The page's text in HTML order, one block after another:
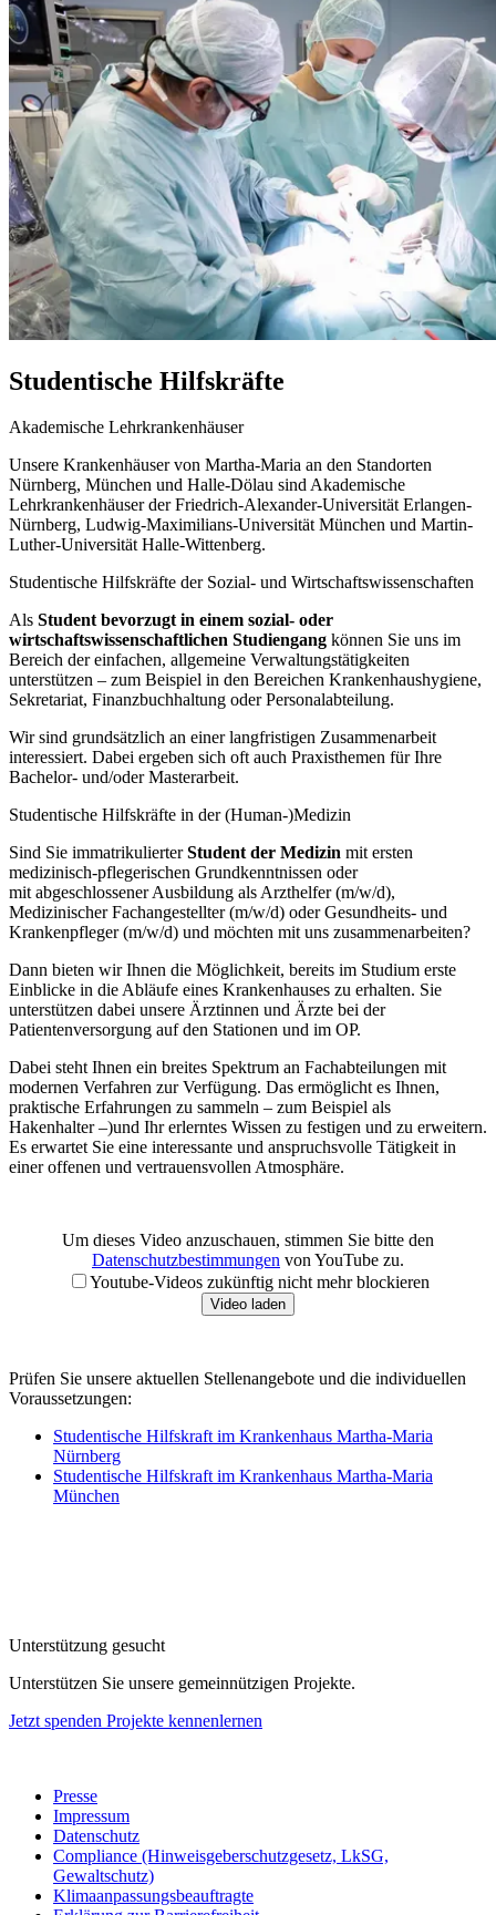
Studentische Hilfskräfte
Akademische Lehrkrankenhäuser
Unsere Krankenhäuser von Martha-Maria an den Standorten
Nürnberg, München und Halle-Dölau sind Akademische
Lehrkrankenhäuser der Friedrich-Alexander-Universität Erlangen-
Nürnberg, Ludwig-Maximilians-Universität München und Martin-
Luther-Universität Halle-Wittenberg.
Studentische Hilfskräfte der Sozial- und Wirtschaftswissenschaften
Als Student bevorzugt in einem sozial- oder
wirtschaftswissenschaftlichen Studiengang können Sie uns im
Bereich der einfachen, allgemeine Verwaltungstätigkeiten
unterstützen – zum Beispiel in den Bereichen Krankenhaushygiene,
Sekretariat, Finanzbuchhaltung oder Personalabteilung.
Wir sind grundsätzlich an einer langfristigen Zusammenarbeit
interessiert. Dabei ergeben sich oft auch Praxisthemen für Ihre
Bachelor- und/oder Masterarbeit.
Studentische Hilfskräfte in der (Human-)Medizin
Sind Sie immatrikulierterStudent der Medizin mit ersten
medizinisch-pflegerischen Grundkenntnissen oder
mit abgeschlossener Ausbildung als Arzthelfer (m/w/d),
Medizinischer Fachangestellter (m/w/d) oder Gesundheits- und
Krankenpfleger (m/w/d) und möchten mit uns zusammenarbeiten?
Dann bieten wir Ihnen die Möglichkeit, bereits im Studium erste
Einblicke in die Abläufe eines Krankenhauses zu erhalten. Sie
unterstützen dabei unsere Ärztinnen und Ärzte bei der
Patientenversorgung auf den Stationen und im OP.
Dabei steht Ihnen ein breites Spektrum an Fachabteilungen mit
modernen Verfahren zur Verfügung. Das ermöglicht es Ihnen,
praktische Erfahrungen zu sammeln – zum Beispiel als
Hakenhalter –)und Ihr erlerntes Wissen zu festigen und zu erweitern.
Es erwartet Sie eine interessante und anspruchsvolle Tätigkeit in
einer offenen und vertrauensvollen Atmosphäre.
Um dieses Video anzuschauen, stimmen Sie bitte den
Datenschutzbestimmungen von YouTube zu.
Youtube-Videos zukünftig nicht mehr blockieren
Video laden
Prüfen Sie unsere aktuellen Stellenangebote und die individuellen
Voraussetzungen:
Studentische Hilfskraft im Krankenhaus Martha-Maria
Nürnberg
Studentische Hilfskraft im Krankenhaus Martha-Maria
München
Unterstützung gesucht
Unterstützen Sie unsere gemeinnützigen Projekte.
Jetzt spenden Projekte kennenlernen
Presse
Impressum
Datenschutz
Compliance (Hinweisgeberschutzgesetz, LkSG,
Gewaltschutz)
Klimaanpassungsbeauftragte